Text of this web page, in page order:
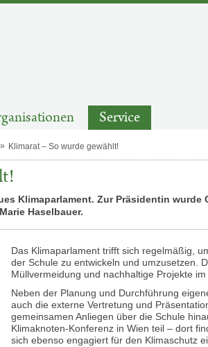
Service
Klimarat – So wurde gewählt!
Klimaparlament. Zur Präsidentin
Haselbauer.
Das Klimaparlament trifft sich regelmäßig,
der Schule zu entwickeln und umzusetzen.
Müllvermeidung und nachhaltige Projekte im
Neben der Planung und Durchführung
auch die externe Vertretung und
gemeinsamen Anliegen über die Schule
Klimaknoten-Konferenz in Wien teil – dort
sich ebenso engagiert für den Klimaschutz